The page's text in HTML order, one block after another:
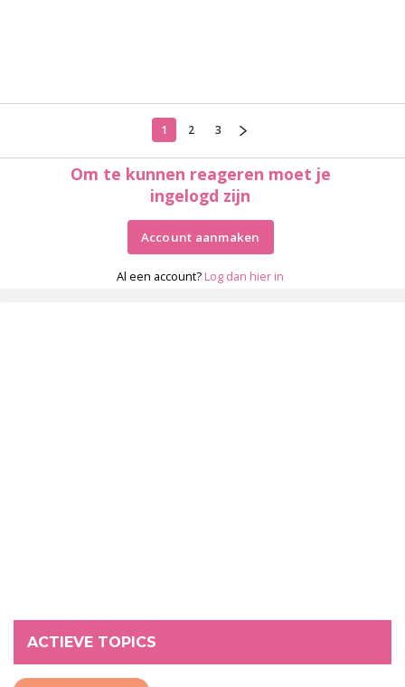
1 2 3
Om te kunnen reageren moet je
ingelogd zijn
Account aanmaken
Al een account? Log dan hier in
ACTIEVE TOPICS